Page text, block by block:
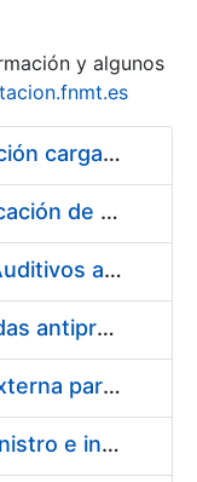
y algunos
Pliego condiciones optimización cargas compras firmado
Acuerdo marco para la fabricación de piezas
Suministro de Protectores Auditivos a medida para las personas trabajadoras de los Centros de Trabajo de Madrid y Burgos
Suministro de gafas graduadas antiproyecciones para los trabajadores de la FNMT-RCM en los centros de trabajo de Madrid y Burgos
Servicios de una empresa externa para el asesoramiento y resolución de los recursos de alzada que se presentan relacionados con procesos de selección para la FNMT-RCM
Acuerdo marco para el suministro e instalación de persianas, estores y otros complementos